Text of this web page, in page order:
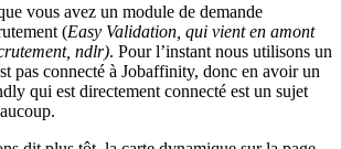
vous avez un module de demande
(Easy Validation, qui vient en amont
ndlr). Pour l’instant nous utilisons un
pas connecté à Jobaffinity, donc en avoir un
qui est directement connecté est un sujet